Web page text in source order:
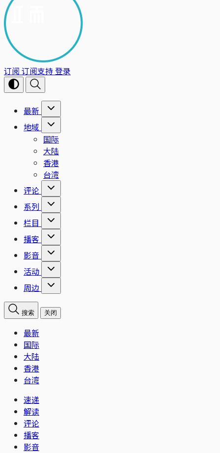
订阅 订阅支持登录
最新
地域
国际
大陆
香港
台湾
评论
系列
栏目
播客
影音
活动
周边
搜索 关闭
最新
国际
大陆
香港
台湾
速递
解读
评论
播客
影音